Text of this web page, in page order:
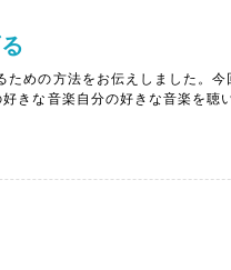
めの方法をお伝えしました。今
きな音楽自分の好きな音楽を聴